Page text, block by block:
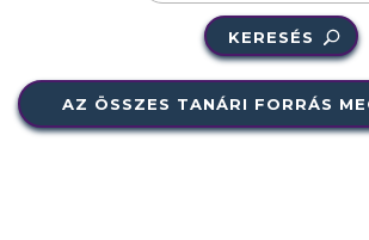
KERESÉS
AZ ÖSSZES TANÁRI FORRÁS